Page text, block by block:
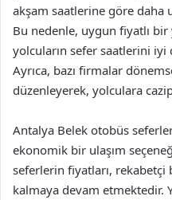
akşam saatlerine göre daha
Bu nedenle, uygun fiyatlı
yolcuların sefer saatlerini
Ayrıca, bazı firmalar
düzenleyerek, yolculara
Antalya Belek otobüs
ekonomik bir ulaşım
seferlerin fiyatları, rekabetçi
kalmaya devam etmektedir.